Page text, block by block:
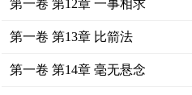
第一卷 第12章 一事相求
第一卷 第13章 比箭法
第一卷 第14章 毫无悬念